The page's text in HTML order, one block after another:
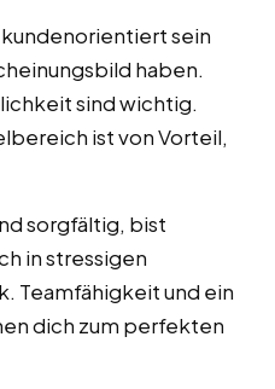
sein
haben.
sind wichtig.
ist von Vorteil,
sorgfältig, bist
in stressigen
Teamfähigkeit und ein
dich zum perfekten